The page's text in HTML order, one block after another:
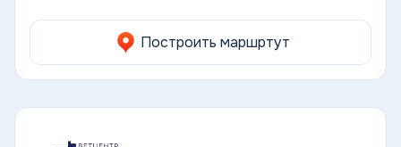
Построить маршртут